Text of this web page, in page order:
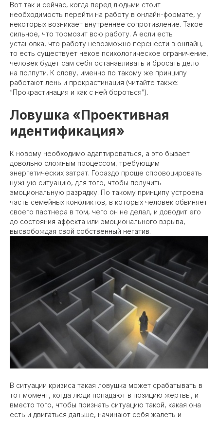
Вот так и сейчас, когда перед людьми стоит
необходимость перейти на работу в онлайн-формате, у
некоторых возникает внутреннее сопротивление. Такое
сильное, что тормозит всю работу. А если есть
установка, что работу невозможно перенести в онлайн,
то есть существует некое психологическое ограничение,
человек будет сам себя останавливать и бросать дело
на полпути. К слову, именно по такому же принципу
работают лень и прокрастинация (читайте также:
“Прокрастинация и как с ней бороться”).
Ловушка «Проективная
идентификация»
К новому необходимо адаптироваться, а это бывает
довольно сложным процессом, требующим
энергетических затрат. Гораздо проще спровоцировать
нужную ситуацию, для того, чтобы получить
эмоциональную разрядку. По такому принципу устроена
часть семейных конфликтов, в которых человек обвиняет
своего партнера в том, чего он не делал, и доводит его
до состояния аффекта или эмоционального взрыва,
высвобождая свой собственный негатив.
В ситуации кризиса такая ловушка может срабатывать в
тот момент, когда люди попадают в позицию жертвы, и
вместо того, чтобы признать ситуацию такой, какая она
есть и двигаться дальше, начинают себя жалеть и